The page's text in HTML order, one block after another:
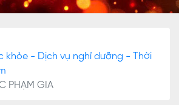
khỏe - Dịch vụ nghỉ dưỡng - Thời
PHẠM GIA